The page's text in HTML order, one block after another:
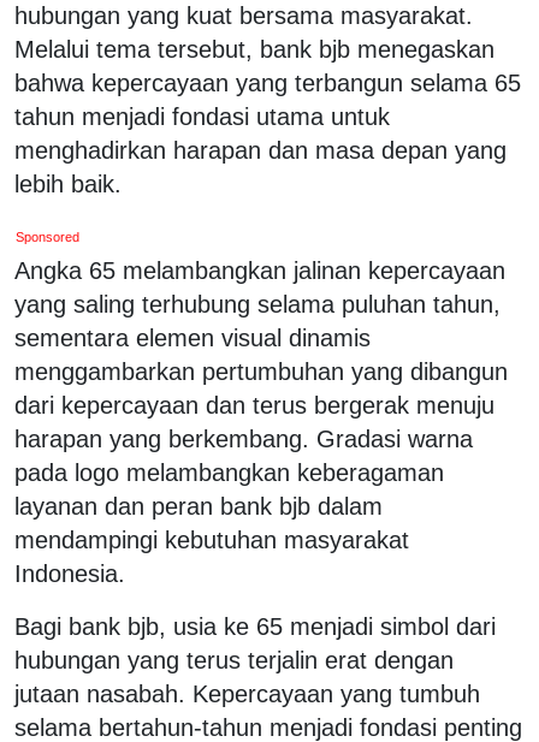
hubungan yang kuat bersama masyarakat.
Melalui tema tersebut, bank bjb menegaskan
bahwa kepercayaan yang terbangun selama 65
tahun menjadi fondasi utama untuk
menghadirkan harapan dan masa depan yang
lebih baik.
Sponsored
Angka 65 melambangkan jalinan kepercayaan
yang saling terhubung selama puluhan tahun,
sementara elemen visual dinamis
menggambarkan pertumbuhan yang dibangun
dari kepercayaan dan terus bergerak menuju
harapan yang berkembang. Gradasi warna
pada logo melambangkan keberagaman
layanan dan peran bank bjb dalam
mendampingi kebutuhan masyarakat
Indonesia.
Bagi bank bjb, usia ke 65 menjadi simbol dari
hubungan yang terus terjalin erat dengan
jutaan nasabah. Kepercayaan yang tumbuh
selama bertahun-tahun menjadi fondasi penting